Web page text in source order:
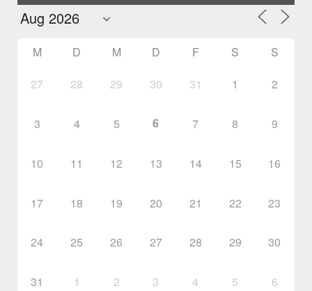
M D M D F S S
27 28 29 30 31 1 2
3 4 5 6 7 8 9
10 11 12 13 14 15 16
17 18 19 20 21 22 23
24 25 26 27 28 29 30
31 1 2 3 4 5 6